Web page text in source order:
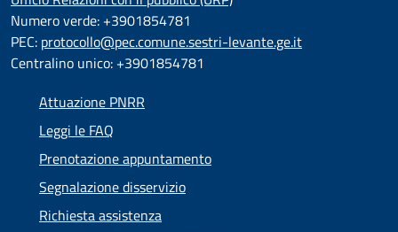
Numero verde: +3901854781
PEC: protocollo@pec.comune.sestri-levante.ge.it
Centralino unico: +3901854781
Attuazione PNRR
Leggi le FAQ
Prenotazione appuntamento
Segnalazione disservizio
Richiesta assistenza